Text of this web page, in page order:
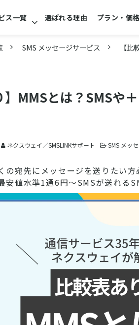
ス一覧 選ばれる理由 プラン・価格
SMS メッセージサービス 【
】MMSとは？SMSや
ネクスウェイ／SMSLINKサポート SMS メッ
の宛先にメッセージを送りたい方
安値水準1通6円～SMSが送れる